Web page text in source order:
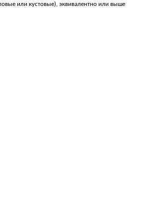
или кустовые), эквивалентно или выше